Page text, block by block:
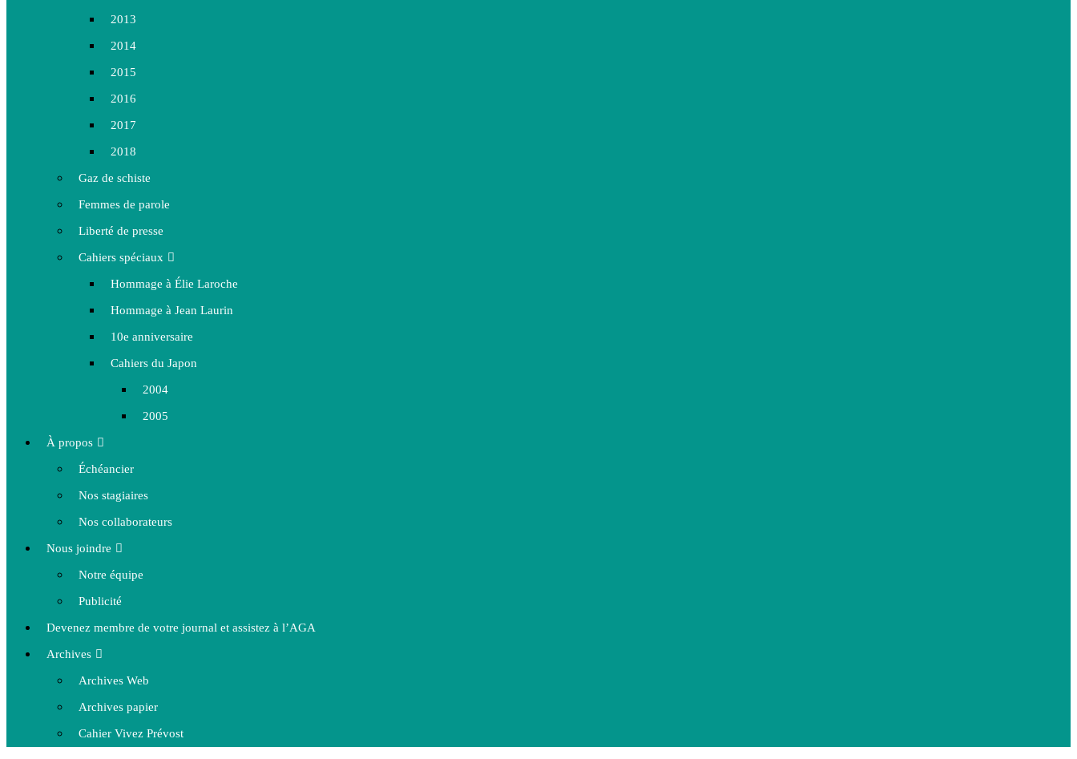
2013
2014
2015
2016
2017
2018
Gaz de schiste
Femmes de parole
Liberté de presse
Cahiers spéciaux
Hommage à Élie Laroche
Hommage à Jean Laurin
10e anniversaire
Cahiers du Japon
2004
2005
À propos
Échéancier
Nos stagiaires
Nos collaborateurs
Nous joindre
Notre équipe
Publicité
Devenez membre de votre journal et assistez à l’AGA
Archives
Archives Web
Archives papier
Cahier Vivez Prévost